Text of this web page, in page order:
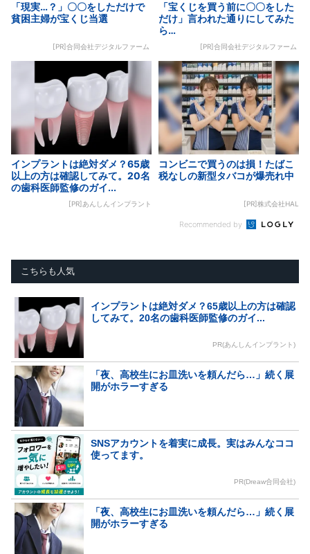
「現実…？」〇〇をしただけで
貧困主婦が宝くじ当選
[PR]合同会社デジタルファーム
「宝くじを買う前に〇〇をした
だけ」言われた通りにしてみた
ら…
[PR]合同会社デジタルファーム
インプラントは絶対ダメ？65歳
以上の方は確認してみて。20名
の歯科医師監修のガイ...
[PR]あんしんインプラント
コンビニで買うのは損！たばこ
税なしの新型タバコが爆売れ中
[PR]株式会社HAL
Recommended by
こちらも人気
インプラントは絶対ダメ？65歳以上の方は確認
してみて。20名の歯科医師監修のガイ...
PR(あんしんインプラント)
「夜、高校生にお皿洗いを頼んだら…」続く展
開がホラーすぎる
SNSアカウントを着実に成長。実はみんなココ
使ってます。
PR(Dreaw合同会社)
「夜、高校生にお皿洗いを頼んだら…」続く展
開がホラーすぎる